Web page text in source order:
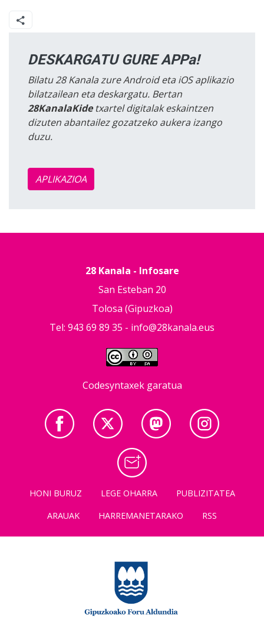
DESKARGATU GURE APPa!
Bilatu 28 Kanala zure Android eta iOS aplikazio
bilatzailean eta deskargatu. Bertan
28KanalaKidetxartel digitalak eskaintzen
dizuten abantailez gozatzeko aukera izango
duzu.
APLIKAZIOA
28 Kanala - Infosare
San Esteban 20
Tolosa (Gipuzkoa)
Tel: 943 69 89 35 - info@28kanala.eus
Codesyntaxek garatua
HONI BURUZ LEGE OHARRA
PUBLIZITATEA
ARAUAK
HARREMANETARAKO RSS